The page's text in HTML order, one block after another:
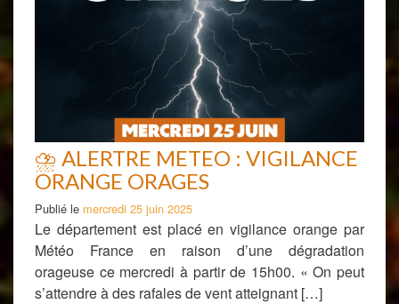
⛈ ALERTRE METEO : VIGILANCE
ORANGE ORAGES
Publié le mercredi 25 juin 2025
Le département est placé en vigilance orange par
Météo France en raison d’une dégradation
orageuse ce mercredi à partir de 15h00. « On peut
s’attendre à des rafales de vent atteignant […]